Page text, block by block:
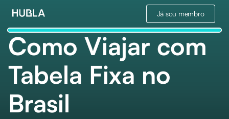
Já sou membro
Como Viajar com
Tabela Fixa no
Brasil